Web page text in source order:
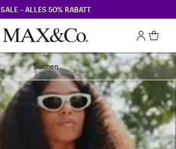
SALE – ALLES 50% RABATT
Suchen